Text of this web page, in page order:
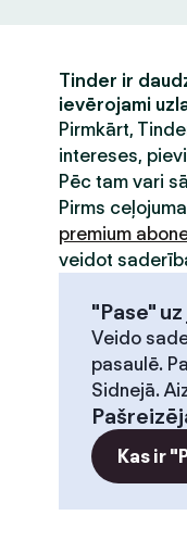
Tinder ir
ievērojami
Pirmkārt,
intereses,
Pēc tam vari
Pirms
premium
veidot
"Pase"
Veido
pasaulē.
Sidnejā.
Kas ir